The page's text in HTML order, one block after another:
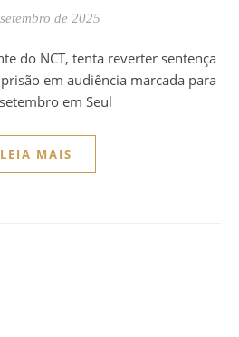
de 2025
em audiência marcada para
em Seul
LEIA MAIS